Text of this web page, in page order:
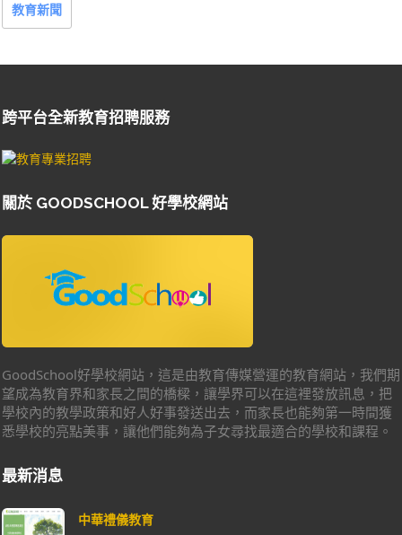
教育新聞
跨平台全新教育招聘服務
關於 GOODSCHOOL 好學校網站
GoodSchool好學校網站，這是由教育傳媒營運的教育網站，我們期
望成為教育界和家長之間的橋樑，讓學界可以在這裡發放訊息，把
學校內的教學政策和好人好事發送出去，而家長也能夠第一時間獲
悉學校的亮點美事，讓他們能夠為子女尋找最適合的學校和課程。
最新消息
中華禮儀教育